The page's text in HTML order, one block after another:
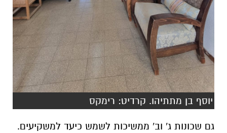
יוסף בן מתתיהו. קרדיט: רימקס
גם שכונות ג' וב' ממשיכות לשמש כיעד למשקיעים.